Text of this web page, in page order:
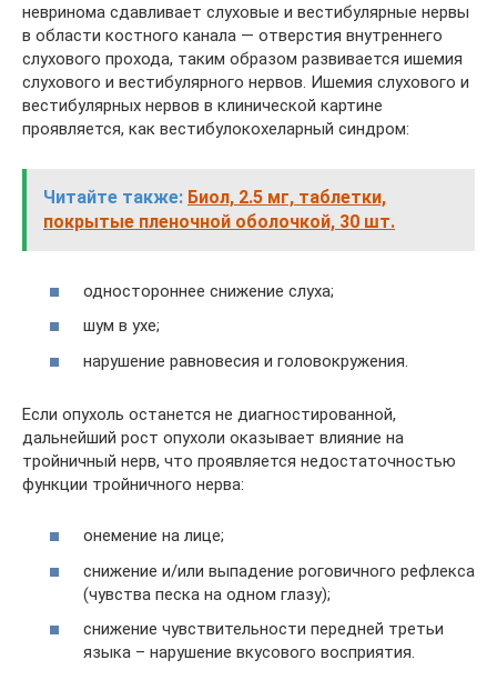
невринома сдавливает слуховые и вестибулярные нервы
в области костного канала — отверстия внутреннего
слухового прохода, таким образом развивается ишемия
слухового и вестибулярного нервов. Ишемия слухового и
вестибулярных нервов в клинической картине
проявляется, как вестибулокохеларный синдром:
Читайте также: Биол, 2.5 мг, таблетки,
покрытые пленочной оболочкой, 30 шт.
одностороннее снижение слуха;
шум в ухе;
нарушение равновесия и головокружения.
Если опухоль останется не диагностированной,
дальнейший рост опухоли оказывает влияние на
тройничный нерв, что проявляется недостаточностью
функции тройничного нерва:
онемение на лице;
снижение и/или выпадение роговичного рефлекса
(чувства песка на одном глазу);
снижение чувствительности передней третьи
языка – нарушение вкусового восприятия.